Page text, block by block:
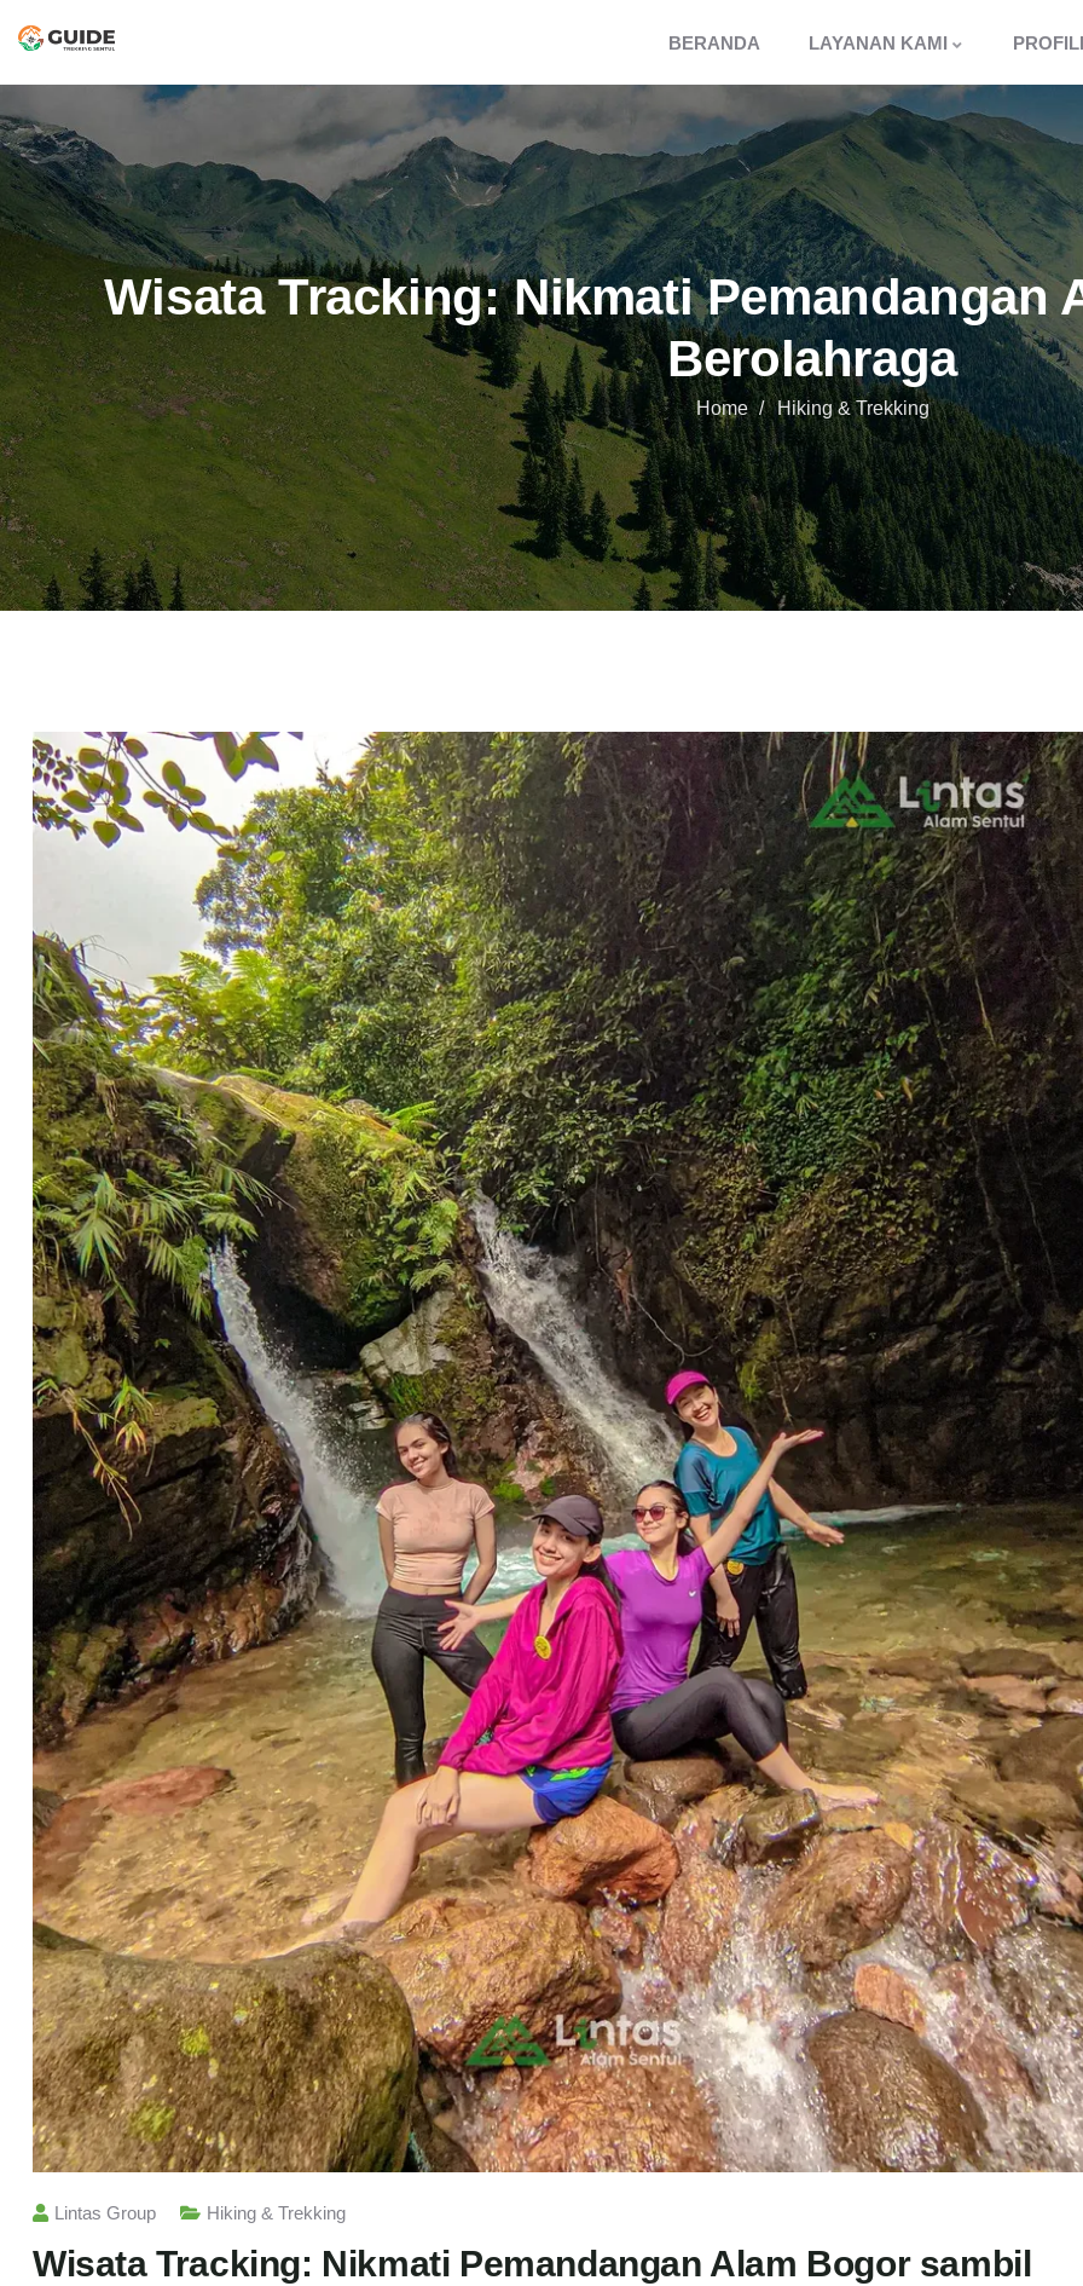
BERANDA LAYANAN KAMI
Wisata Tracking: Nikmati Pemandangan
Berolahraga
Home Hiking & Trekking
Lintas Group Hiking & Trekking
Wisata Tracking: Nikmati Pemandangan Alam Bogor sambil